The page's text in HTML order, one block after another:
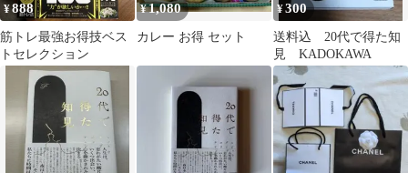
¥888
筋トレ最強お得技ベス
トセレクション
¥1,080
カレー お得 セット
¥300
送料込 20代で得た知
見 KADOKAWA